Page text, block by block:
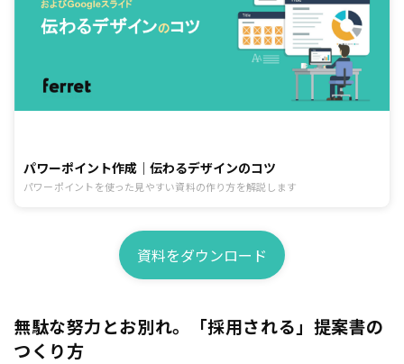
パワーポイント作成｜伝わるデザインのコツ
パワーポイントを使った見やすい資料の作り方を解説します
資料をダウンロード
無駄な努力とお別れ。「採用される」提案書の
つくり方